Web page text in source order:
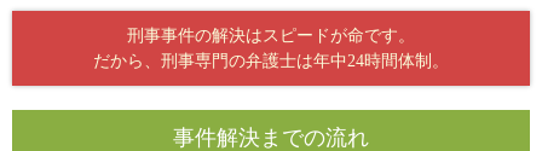
刑事事件の解決はスピードが命です。
だから、刑事専門の弁護士は年中24時間体制。
事件解決までの流れ